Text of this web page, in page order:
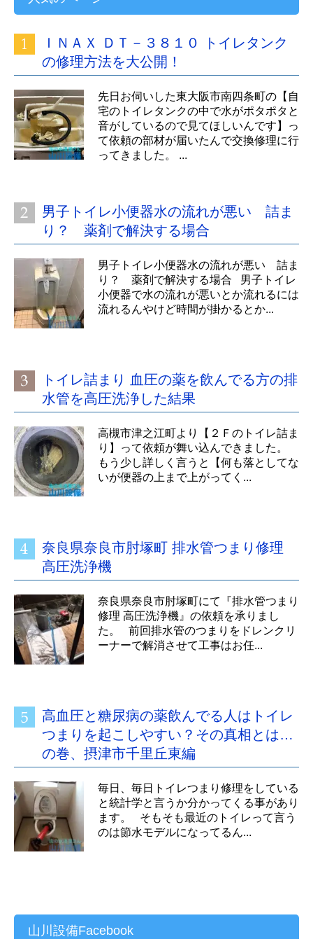
ＩＮＡＸ ＤＴ－３８１０ トイレタンク
の修理方法を大公開！
先日お伺いした東大阪市南四条町の【自
宅のトイレタンクの中で水がポタポタと
音がしているので見てほしいんです】っ
て依頼の部材が届いたんで交換修理に行
ってきました。 ...
男子トイレ小便器水の流れが悪い 詰ま
り？ 薬剤で解決する場合
男子トイレ小便器水の流れが悪い 詰ま
り？ 薬剤で解決する場合 男子トイレ
小便器で水の流れが悪いとか流れるには
流れるんやけど時間が掛かるとか...
トイレ詰まり 血圧の薬を飲んでる方の排
水管を高圧洗浄した結果
高槻市津之江町より【２Ｆのトイレ詰ま
り】って依頼が舞い込んできました。
もう少し詳しく言うと【何も落としてな
いが便器の上まで上がってく...
奈良県奈良市肘塚町 排水管つまり修理
高圧洗浄機
奈良県奈良市肘塚町にて『排水管つまり
修理 高圧洗浄機』の依頼を承りまし
た。 前回排水管のつまりをドレンクリ
ーナーで解消させて工事はお任...
高血圧と糖尿病の薬飲んでる人はトイレ
つまりを起こしやすい？その真相とは…
の巻、摂津市千里丘東編
毎日、毎日トイレつまり修理をしている
と統計学と言うか分かってくる事があり
ます。 そもそも最近のトイレって言う
のは節水モデルになってるん...
山川設備Facebook